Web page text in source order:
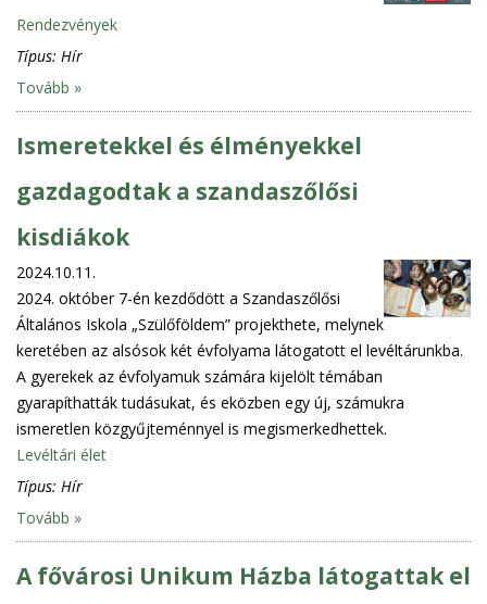
Rendezvények
Típus: Hír
Tovább »
Ismeretekkel és élményekkel
gazdagodtak a szandaszőlősi
kisdiákok
2024.10.11.
2024. október 7-én kezdődött a Szandaszőlősi
Általános Iskola „Szülőföldem” projekthete, melynek
keretében az alsósok két évfolyama látogatott el levéltárunkba.
A gyerekek az évfolyamuk számára kijelölt témában
gyarapíthatták tudásukat, és eközben egy új, számukra
ismeretlen közgyűjteménnyel is megismerkedhettek.
Levéltári élet
Típus: Hír
Tovább »
A fővárosi Unikum Házba látogattak el